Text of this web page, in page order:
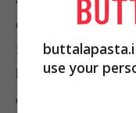
ottenere una
in tazze calde. Vi
bicchieri larghi e
colore e la
use your